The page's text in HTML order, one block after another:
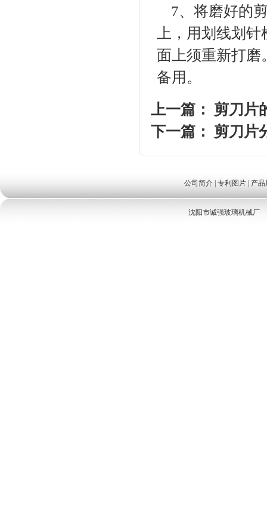
7、将磨好的
上，用划线划
面上须重新打磨
备用。
上一篇 ：
剪刀片
下一篇 ： 剪刀片
公司简介 专利图片 产品
沈阳市诚强玻璃机械